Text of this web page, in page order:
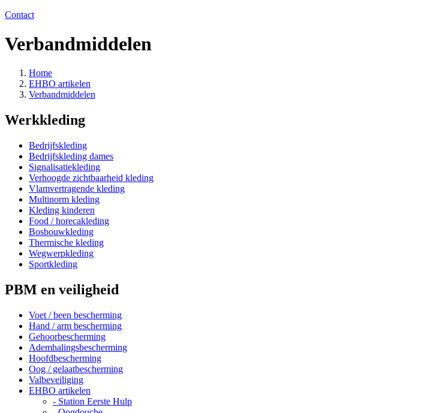
Contact
Verbandmiddelen
Home
EHBO artikelen
Verbandmiddelen
Werkkleding
Bedrijfskleding
Bedrijfskleding dames
Signalisatiekleding
Verhoogde zichtbaarheid kleding
Vlamvertragende kleding
Multinorm kleding
Kleding kinderen
Food / horecakleding
Bosbouwkleding
Thermische kleding
Wegwerpkleding
Sportkleding
PBM en veiligheid
Voet / been bescherming
Hand / arm bescherming
Gehoorbescherming
Ademhalingsbescherming
Hoofdbescherming
Oog / gelaatbescherming
Valbeveiliging
EHBO artikelen
- Station Eerste Hulp